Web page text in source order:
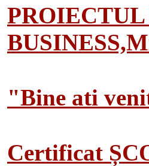
"Bine ati
Certificat